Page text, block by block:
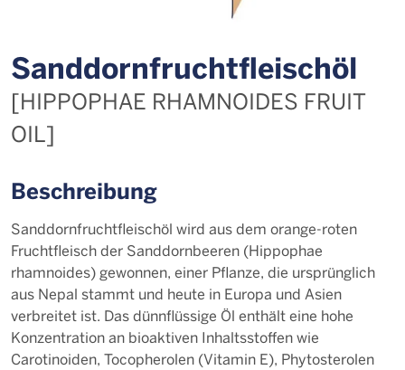
Sand­dorn­frucht­fleisch­öl
[HIPPOPHAE RHAMNOIDES FRUIT
OIL]
Beschreibung
Sanddornfrucht­fleischöl wird aus dem orange-roten
Fruchtfleisch der Sanddornbeeren (Hippophae
rhamnoides) gewonnen, einer Pflanze, die ursprünglich
aus Nepal stammt und heute in Europa und Asien
verbreitet ist. Das dünnflüssige Öl enthält eine hohe
Konzentration an bioaktiven Inhaltsstoffen wie
Carotinoiden, Tocopherolen (Vitamin E), Phytosterolen